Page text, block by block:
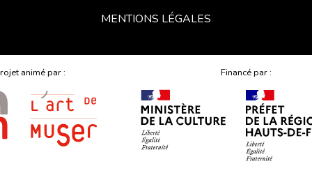
MENTIONS LÉGALES
animé par : Financé par :